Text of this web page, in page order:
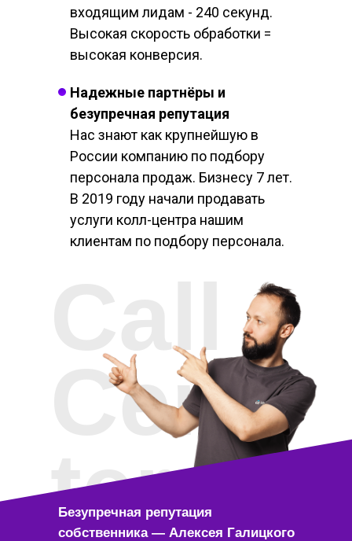
Call
Cen
ter
входящим лидам - 240 секунд.
Высокая скорость обработки =
высокая конверсия.
Надежные партнёры и
безупречная репутация
Нас знают как крупнейшую в
России компанию по подбору
персонала продаж. Бизнесу 7 лет.
В 2019 году начали продавать
услуги колл-центра нашим
клиентам по подбору персонала.
Безупречная репутация
собственника — Алексея Галицкого